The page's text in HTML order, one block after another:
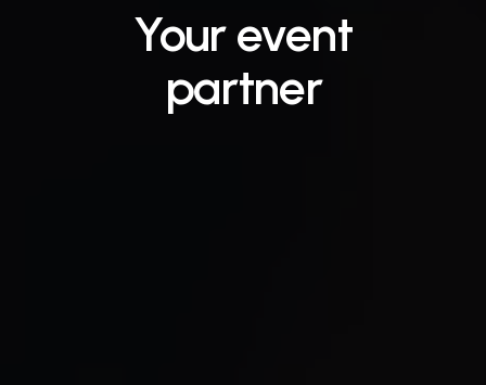
Your event
partner